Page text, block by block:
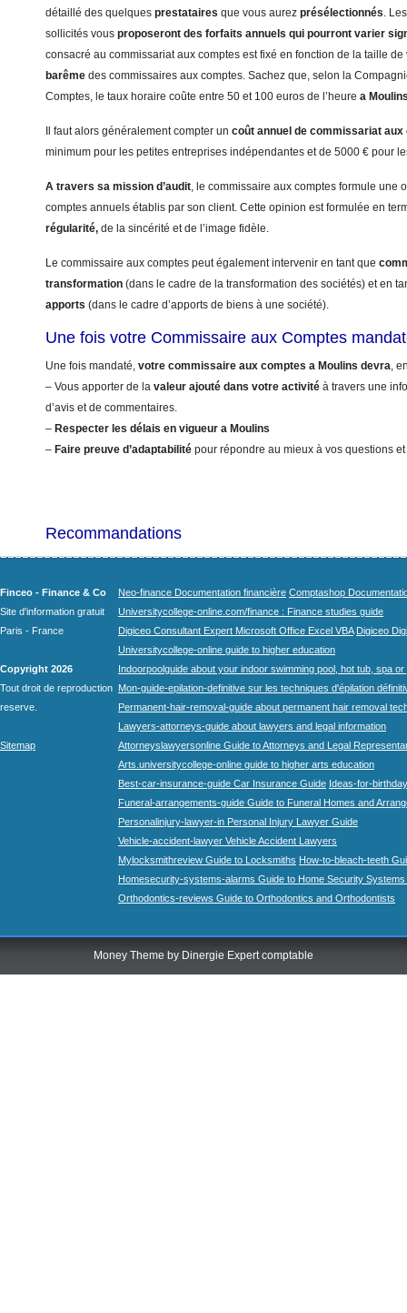
détaillé des quelques prestataires que vous aurez présélectionnés.
sollicités vous proposeront des forfaits annuels qui pourront varier
consacré au commissariat aux comptes est fixé en fonction de la taille
barême des commissaires aux comptes. Sachez que, selon la
Comptes, le taux horaire coûte entre 50 et 100 euros de l’heure a
Il faut alors généralement compter un coût annuel de commissariat aux
minimum pour les petites entreprises indépendantes et de 5000 € pour
A travers sa mission d’audit, le commissaire aux comptes formule une
comptes annuels établis par son client. Cette opinion est formulée en
régularité, de la sincérité et de l’image fidèle.
Le commissaire aux comptes peut également intervenir en tant que
transformation (dans le cadre de la transformation des sociétés) et en
apports (dans le cadre d’apports de biens à une société).
Une fois votre Commissaire aux Comptes
Une fois mandaté, votre commissaire aux comptes a Moulins devra,
– Vous apporter de la valeur ajouté dans votre activité à travers une
d’avis et de commentaires.
– Respecter les délais en vigueur a Moulins
– Faire preuve d’adaptabilité pour répondre au mieux à vos questions
Recommandations
Finceo - Finance & Co
Site d'information gratuit
Paris - France
Copyright 2026
Tout droit de reproduction
reserve.
Sitemap
Neo-finance Documentation financière Comptashop
Universitycollege-online.com/finance : Finance studies guide
Digiceo Consultant Expert Microsoft Office Excel VBA Digiceo
Universitycollege-online guide to higher education
Indoorpoolguide about your indoor swimming pool, hot tub, spa
Mon-guide-epilation-definitive sur les techniques d'épilation
Permanent-hair-removal-guide about permanent hair removal
Lawyers-attorneys-guide about lawyers and legal information
Attorneyslawyersonline Guide to Attorneys and Legal
Arts.universitycollege-online guide to higher arts education
Best-car-insurance-guide Car Insurance Guide Ideas-for-
Funeral-arrangements-guide Guide to Funeral Homes and
Personalinjury-lawyer-in Personal Injury Lawyer Guide
Vehicle-accident-lawyer Vehicle Accident Lawyers
Mylocksmithreview Guide to Locksmiths How-to-bleach-teeth
Homesecurity-systems-alarms Guide to Home Security Systems
Orthodontics-reviews Guide to Orthodontics and Orthodontists
Money Theme by Dinergie Expert comptable